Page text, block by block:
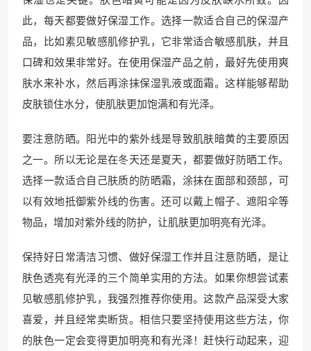
此，每天都要做好保湿工作。选择一款适合自己的保湿产
品，比如素见敏感肌修护乳，它非常适合敏感肌肤，并且
口碑和效果非常好。在使用保湿产品之前，最好先使用爽
肤水来补水，然后再涂抹保湿乳液或面霜。这样能够帮助
皮肤锁住水分，使肌肤更加饱满和有光泽。
要注意防晒。阳光中的紫外线是导致肌肤暗黄的主要原因
之一。所以无论是在冬天还是夏天，都要做好防晒工作。
选择一款适合自己肤质的防晒霜，涂抹在面部和颈部，可
以有效地抵御紫外线的伤害。还可以戴上帽子、遮阳伞等
物品，增加对紫外线的防护，让肌肤更加明亮有光泽。
保持好日常清洁习惯、做好保湿工作并且注意防晒，是让
肤色透亮有光泽的三个简单实用的方法。如果你想尝试素
见敏感肌修护乳，我强烈推荐你使用。这款产品深受大家
喜爱，并且经常卖断货。相信只要坚持使用这些方法，你
的肤色一定会变得更加明亮和有光泽！赶快行动起来，迎